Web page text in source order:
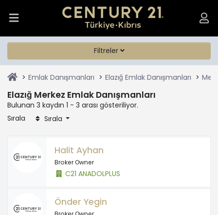
Filtreler
Emlak Danışmanları Elazığ Emlak Danışmanları
Elazığ Merkez Emlak Danışmanları
Bulunan 3 kaydın 1 - 3 arası gösteriliyor.
Sırala
Sırala
Halit Ayhan
Broker Owner
C21 ANADOLPLUS
Önder Yegin